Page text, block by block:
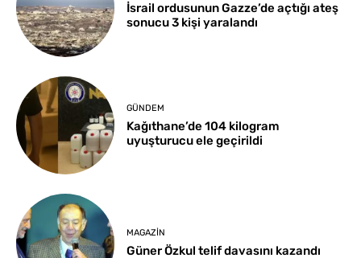
İsrail ordusunun Gazze’de açtığı ateş
sonucu 3 kişi yaralandı
GÜNDEM
Kağıthane’de 104 kilogram
uyuşturucu ele geçirildi
MAGAZIN
Güner Özkul telif davasını kazandı